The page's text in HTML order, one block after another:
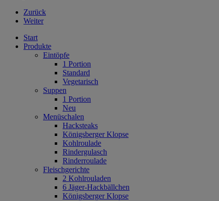
Zurück
Weiter
Start
Produkte
Eintöpfe
1 Portion
Standard
Vegetarisch
Suppen
1 Portion
Neu
Menüschalen
Hacksteaks
Königsberger Klopse
Kohlroulade
Rindergulasch
Rinderroulade
Fleischgerichte
2 Kohlrouladen
6 Jäger-Hackbällchen
Königsberger Klopse